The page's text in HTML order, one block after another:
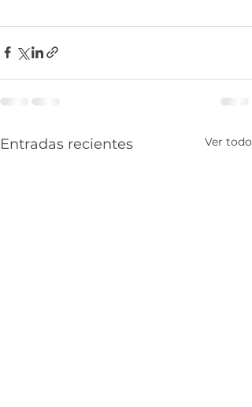
Entradas recientes Ver todo